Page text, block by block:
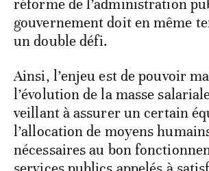
réforme de l’administration
gouvernement doit en même
un double défi.
Ainsi, l’enjeu est de pouvoir
l’évolution de la masse
veillant à assurer un certain
l’allocation de moyens
nécessaires au bon